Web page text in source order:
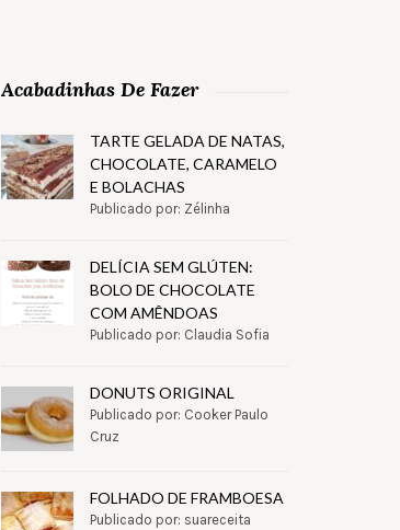
Acabadinhas De Fazer
TARTE GELADA DE NATAS,
CHOCOLATE, CARAMELO
E BOLACHAS
Publicado por: Zélinha
DELÍCIA SEM GLÚTEN:
BOLO DE CHOCOLATE
COM AMÊNDOAS
Publicado por: Claudia Sofia
DONUTS ORIGINAL
Publicado por: Cooker Paulo
Cruz
FOLHADO DE FRAMBOESA
Publicado por: suareceita